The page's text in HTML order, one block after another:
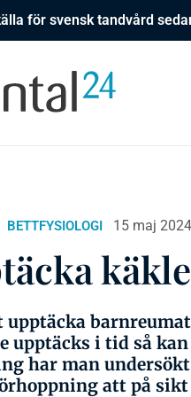
för svensk tandvård
BETTFYSIOLOGI 15 maj 2024
upptäcka
upptäcks i tid så
har man
att på